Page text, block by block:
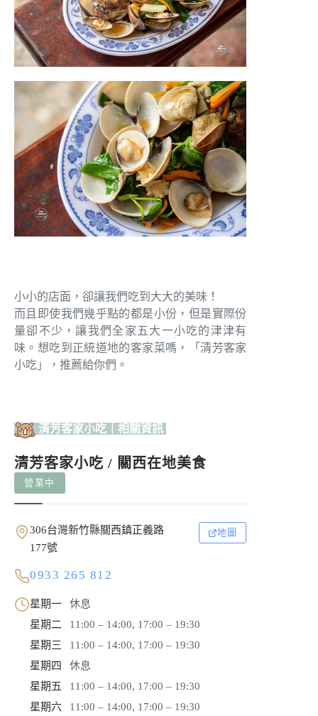
小小的店面，卻讓我們吃到大大的美味！
而且即使我們幾乎點的都是小份，但是實際份
量卻不少，讓我們全家五大一小吃的津津有
味。想吃到正統道地的客家菜嗎，「清芳客家
小吃」，推薦給你們。
清芳客家小吃｜相關資訊
清芳客家小吃 / 關西在地美食
營業中
306台灣新竹縣關西鎮正義路
177號
地圖
0933 265 812
星期一
休息
星期二
11:00 – 14:00, 17:00 – 19:30
星期三
11:00 – 14:00, 17:00 – 19:30
星期四
休息
星期五
11:00 – 14:00, 17:00 – 19:30
星期六
11:00 – 14:00, 17:00 – 19:30